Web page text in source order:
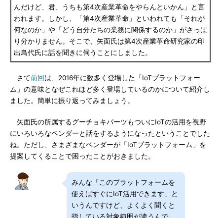
んだけど、君、うちも第4次産業革命をやらんといかん」と言
われます。しかし、「第4次産業革命」といわれても「それが
何なのか」や「どう自分たちの業務に関係するのか」がさっぱ
り分かりません。そこで、矢面氏は第4次産業革命研究家の印
出鳥代氏に話を聞きに伺うことにしました。
さて前回は、2016年に数多く登場した「IoTプラットフォー
ム」の意味となぜこれほど多く登場しているのかについて紹介し
ました。簡単に振り返ってみましょう。
矢面氏の所属するグーチョキパーツもついにIoTの活用を視野
にいろいろなベンダーと話をするようになったということでした
ね。ただし、さまざまなベンダーが「IoTプラットフォーム」を
提案してくることで困ったことがおきました。
みんな「このプラットフォームを
使えばすぐにIoT活用できます」と
いうんですけど、よくよく聞くと